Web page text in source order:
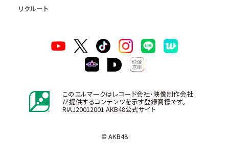
リクルート
このエルマークはレコード会社・映像制作会社
が提供するコンテンツを示す登録商標です。
RIAJ20012001 AKB48公式サイト
© AKB48